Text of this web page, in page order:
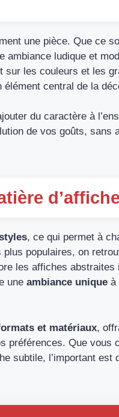
une pièce. Que ce
ambiance ludique et
sur les couleurs et les
central de la
du caractère à
de vos goûts, sans
, ce qui permet à
populaires, on
les affiches abstraites
une ambiance unique à
et matériaux,
préférences. Que vous
subtile, l’important est